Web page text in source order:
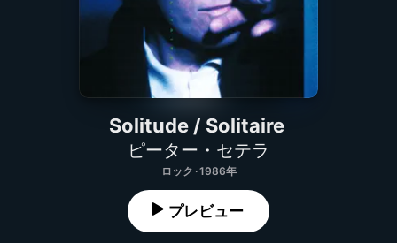
Solitude / Solitaire
ピーター・セテラ
ロック · 1986年
プレビュー